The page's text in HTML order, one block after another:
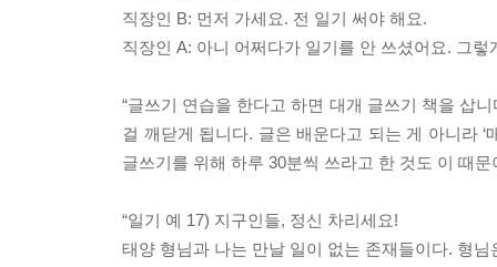
직장인 B: 먼저 가세요. 전 일기 써야 해요.
직장인 A: 아니 어쩌다가 일기를 안 쓰셨어요. 그렇
“글쓰기 연습을 한다고 하면 대개 글쓰기 책을 삽
걸 깨닫게 됩니다. 글은 배운다고 되는 게 아니라
글쓰기를 위해 하루 30분씩 쓰라고 한 것도 이 때
“일기 예 17) 지구인들, 정신 차리세요!
태양 형님과 나는 만날 일이 없는 존재들이다. 형